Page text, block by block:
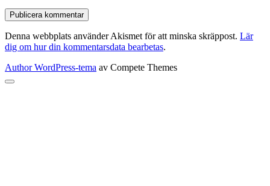
Denna webbplats använder Akismet för att minska skräppost. Lär
dig om hur din kommentarsdata bearbetas.
Author WordPress-tema av Compete Themes
Rulla